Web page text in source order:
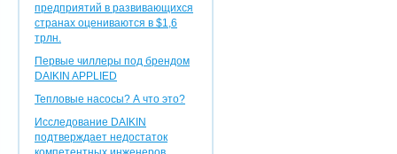
предприятий в развивающихся
странах оцениваются в $1,6
трлн.
Первые чиллеры под брендом
DAIKIN APPLIED
Тепловые насосы? А что это?
Исследование DAIKIN
подтверждает недостаток